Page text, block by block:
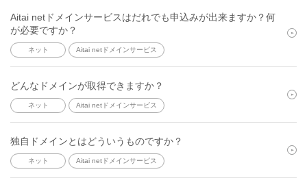
Aitai netドメインサービスはだれでも申込みが出来ますか？何
が必要ですか？
ネット Aitai netドメインサービス
どんなドメインが取得できますか？
ネット Aitai netドメインサービス
独自ドメインとはどういうものですか？
ネット Aitai netドメインサービス